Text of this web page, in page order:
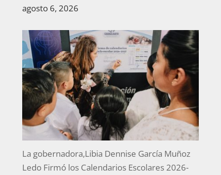
agosto 6, 2026
La gobernadora,Libia Dennise García Muñoz
Ledo Firmó los Calendarios Escolares 2026-